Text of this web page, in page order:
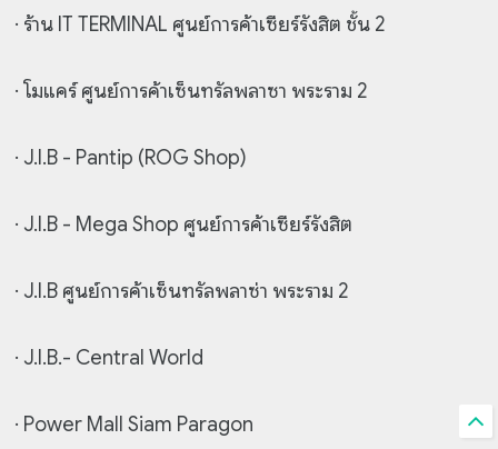
· ร้าน IT TERMINAL ศูนย์การค้าเซียร์รังสิต ชั้น 2
· โมแคร์ ศูนย์การค้าเซ็นทรัลพลาซา พระราม 2
· J.I.B - Pantip (ROG Shop)
· J.I.B - Mega Shop ศูนย์การค้าเซียร์รังสิต
· J.I.B ศูนย์การค้าเซ็นทรัลพลาซ่า พระราม 2
· J.I.B.- Central World
· Power Mall Siam Paragon